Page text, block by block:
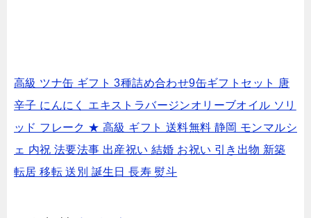
高級 ツナ缶 ギフト 3種詰め合わせ9缶ギフトセット 唐
辛子 にんにく エキストラバージンオリーブオイル ソリ
ッド フレーク ★ 高級 ギフト 送料無料 静岡 モンマルシ
ェ 内祝 法要法事 出産祝い 結婚 お祝い 引き出物 新築
転居 移転 送別 誕生日 長寿 熨斗